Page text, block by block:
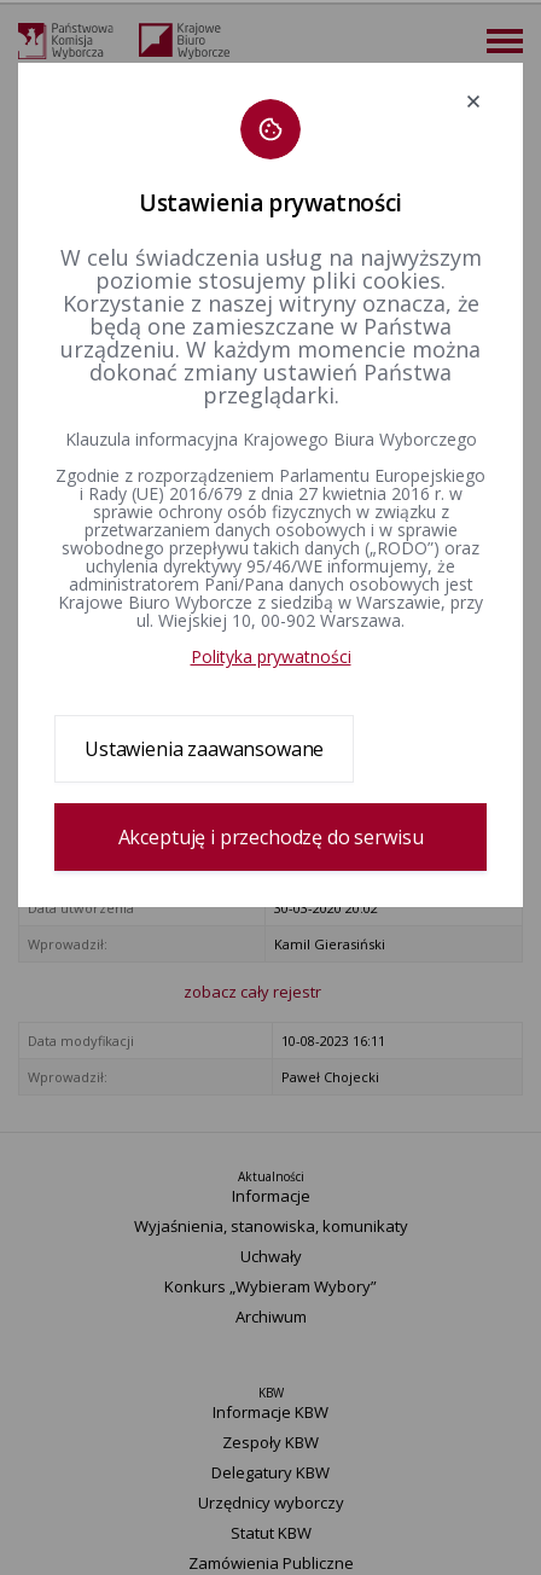
Deklaracja dostępności
więcej
Prawo wyborcze Uchwały PKW 2020 r. Uchwała nr 96/2020 PKW z dnia 30 marca 2020 r. w sprawie odmowy rejestracji kandydata na Prezydenta Rzeczypospolitej Polskiej Sławomira Adama Grzywy w wyborach zarządzonych na dzień 10 maja 2020 r.
Uchwała nr 96/2020 PKW z
dnia 30 marca 2020 r. w
sprawie odmowy rejestracji
kandydata na Prezydenta
Rzeczypospolitej Polskiej
Sławomira Adama Grzywy w
wyborach zarządzonych na
dzień 10 maja 2020 r.
Rejestr zmian
Data utworzenia
30-03-2020 20:02
Wprowadził:
Kamil Gierasiński
zobacz cały rejestr
Data modyfikacji
10-08-2023 16:11
Wprowadził:
Paweł Chojecki
Aktualności
Informacje
Wyjaśnienia, stanowiska, komunikaty
Uchwały
Konkurs „Wybieram Wybory”
Archiwum
KBW
Informacje KBW
Zespoły KBW
Delegatury ​KBW
Urzędnicy wyborczy
Statut K​BW
Zamówienia Publiczne
Ustawienia prywatności
W celu świadczenia usług na najwyższym
poziomie stosujemy pliki cookies.
Korzystanie z naszej witryny oznacza, że
będą one zamieszczane w Państwa
urządzeniu. W każdym momencie można
dokonać zmiany ustawień Państwa
przeglądarki.
Klauzula informacyjna Krajowego Biura Wyborczego
Zgodnie z rozporządzeniem Parlamentu Europejskiego
i Rady (UE) 2016/679 z dnia 27 kwietnia 2016 r. w
sprawie ochrony osób fizycznych w związku z
przetwarzaniem danych osobowych i w sprawie
swobodnego przepływu takich danych („RODO”) oraz
uchylenia dyrektywy 95/46/WE informujemy, że
administratorem Pani/Pana danych osobowych jest
Krajowe Biuro Wyborcze z siedzibą w Warszawie, przy
ul. Wiejskiej 10, 00-902 Warszawa.
Polityka prywatności
Ustawienia zaawansowane
Akceptuję i przechodzę do serwisu